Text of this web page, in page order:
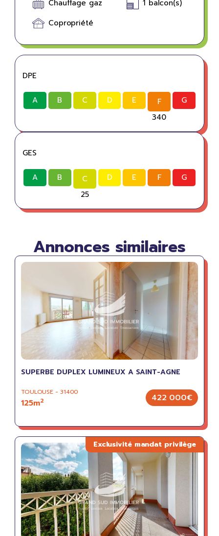
Chauffage gaz
1 balcon(s)
Copropriété
DPE
A B C D E
F
340
G
GES
A B
C
25
D E F G
Annonces similaires
SUPERBE DUPLEX LUMINEUX A SAINT-AGNE
TOULOUSE - 31400
125m2 422 000€